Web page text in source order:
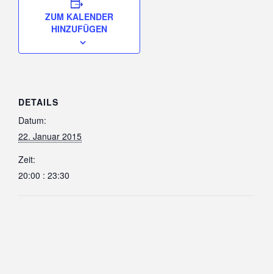
ZUM KALENDER
HINZUFÜGEN
DETAILS
Datum:
22. Januar 2015
Zeit:
20:00 : 23:30